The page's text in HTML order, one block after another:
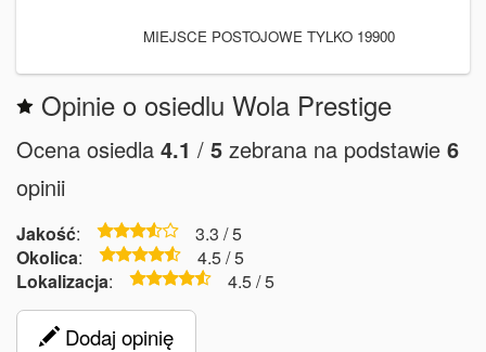
MIEJSCE POSTOJOWE TYLKO 19900
Opinie o osiedlu Wola Prestige
Ocena osiedla 4.1 / 5 zebrana na podstawie 6
opinii
Jakość:
3.3 / 5
Okolica:
4.5 / 5
Lokalizacja: 4.5 / 5
Dodaj opinię